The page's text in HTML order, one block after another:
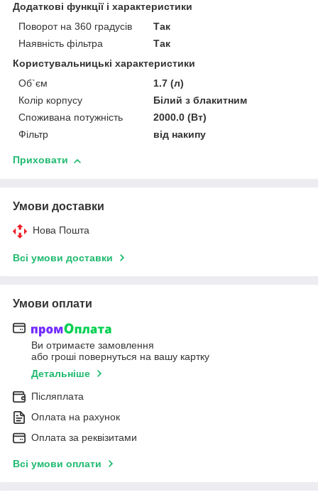
Додаткові функції і характеристики
Поворот на 360 градусів
Так
Наявність фільтра
Так
Користувальницькі характеристики
Об`єм
1.7 (л)
Колір корпусу
Білий з блакитним
Споживана потужність
2000.0 (Вт)
Фільтр
від накипу
Приховати
Умови доставки
Нова Пошта
Всі умови доставки
Умови оплати
Ви отримаєте замовлення
або гроші повернуться на вашу картку
Детальніше
Післяплата
Оплата на рахунок
Оплата за реквізитами
Всі умови оплати